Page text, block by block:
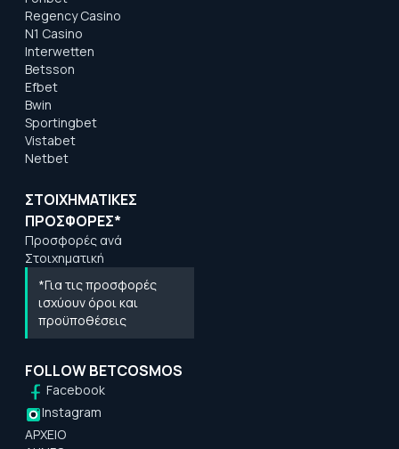
Regency Casino
N1 Casino
Interwetten
Betsson
Efbet
Bwin
Sportingbet
Vistabet
Netbet
ΣΤΟΙΧΗΜΑΤΙΚΕΣ
ΠΡΟΣΦΟΡΕΣ*
Προσφορές ανά
Στοιχηματική
*Για τις προσφορές
ισχύουν όροι και
προϋποθέσεις
FOLLOW BETCOSMOS
Facebook
Instagram
ΑΡΧΕΙΟ